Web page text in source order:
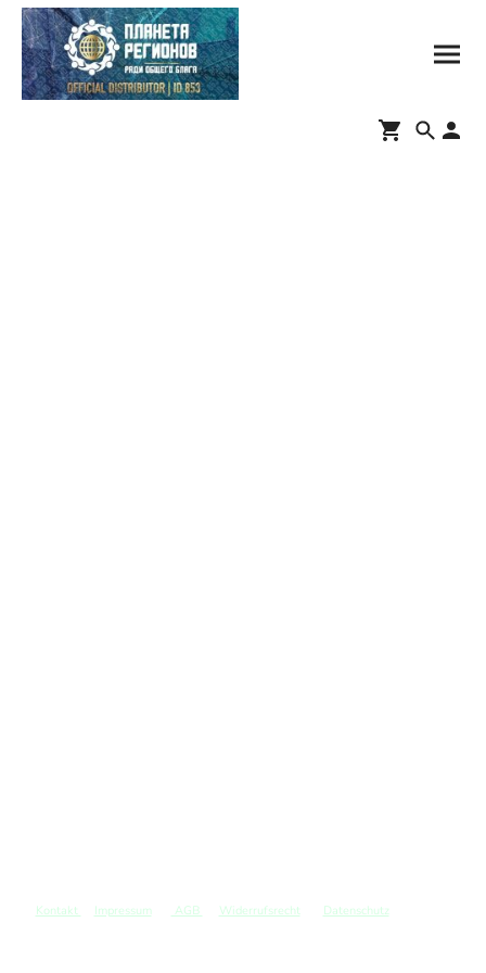
Kontakt Impressum AGB Widerrufsrecht Datenschutz